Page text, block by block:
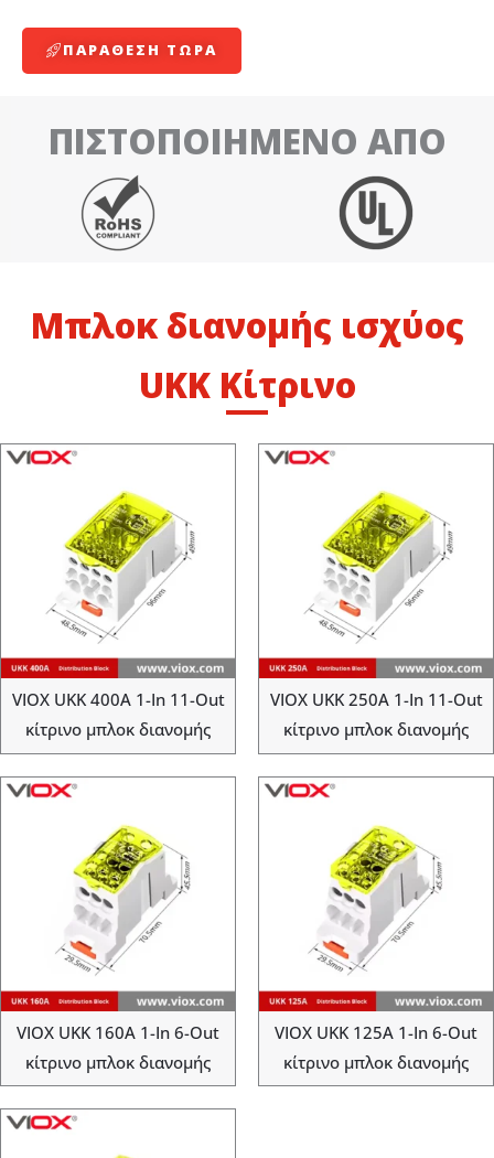
ΠΑΡΆΘΕΣΗ ΤΩΡΑ
ΠΙΣΤΟΠΟΙΗΜΈΝΟ ΑΠΌ
Μπλοκ διανομής ισχύος
UKK Κίτρινο
VIOX UKK 400A 1-In 11-Out
κίτρινο μπλοκ διανομής
VIOX UKK 250A 1-In 11-Out
κίτρινο μπλοκ διανομής
VIOX UKK 160A 1-In 6-Out
κίτρινο μπλοκ διανομής
VIOX UKK 125A 1-In 6-Out
κίτρινο μπλοκ διανομής